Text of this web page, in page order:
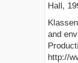
Hall,
and
http://